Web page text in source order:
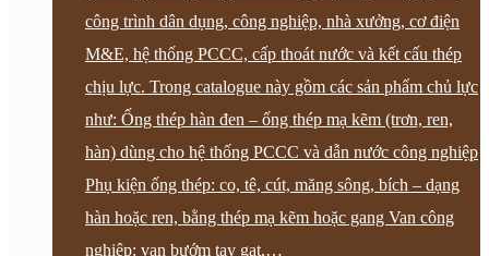
công trình dân dụng, công nghiệp, nhà xưởng, cơ điện
M&E, hệ thống PCCC, cấp thoát nước và kết cấu thép
chịu lực. Trong catalogue này gồm các sản phẩm chủ lực
như: Ống thép hàn đen – ống thép mạ kẽm (trơn, ren,
hàn) dùng cho hệ thống PCCC và dẫn nước công nghiệp
Phụ kiện ống thép: co, tê, cút, măng sông, bích – dạng
hàn hoặc ren, bằng thép mạ kẽm hoặc gang Van công
nghiệp: van bướm tay gạt,…